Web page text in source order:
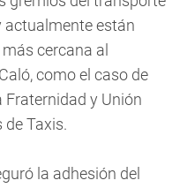
actualmente están
cercana al
como el caso de
Fraternidad y Unión
de Taxis.
la adhesión del